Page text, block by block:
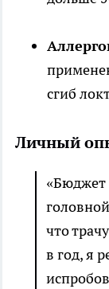
сгиб
Личный
«Бюджет
что
в год, я